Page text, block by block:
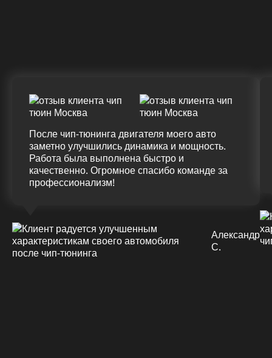
После чип-тюнинга двигателя моего авто
заметно улучшились динамика и мощность.
Работа была выполнена быстро и
качественно. Огромное спасибо команде за
профессионализм!
Александр
С.